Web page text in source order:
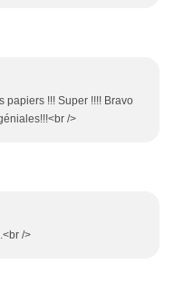
papiers !!! Super !!!! Bravo
/>
/>